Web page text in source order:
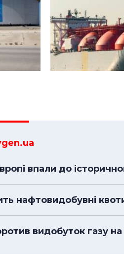
впали до
нафтовидобувні
видобуток газу на